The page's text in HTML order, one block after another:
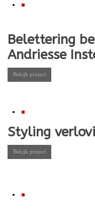
Belettering
Andriesse
Bekijk project
Styling
Bekijk project